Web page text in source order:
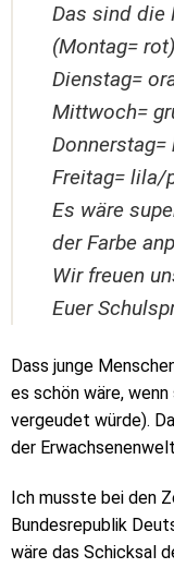
Das sind die
(Montag= rot)
Dienstag=
Mittwoch=
Donnerstag=
Freitag= lila/
Es wäre
der Farbe
Wir freuen
Euer
Dass junge
es schön wäre,
vergeudet würde).
der
Ich musste bei den
Bundesrepublik
wäre das Schicksal